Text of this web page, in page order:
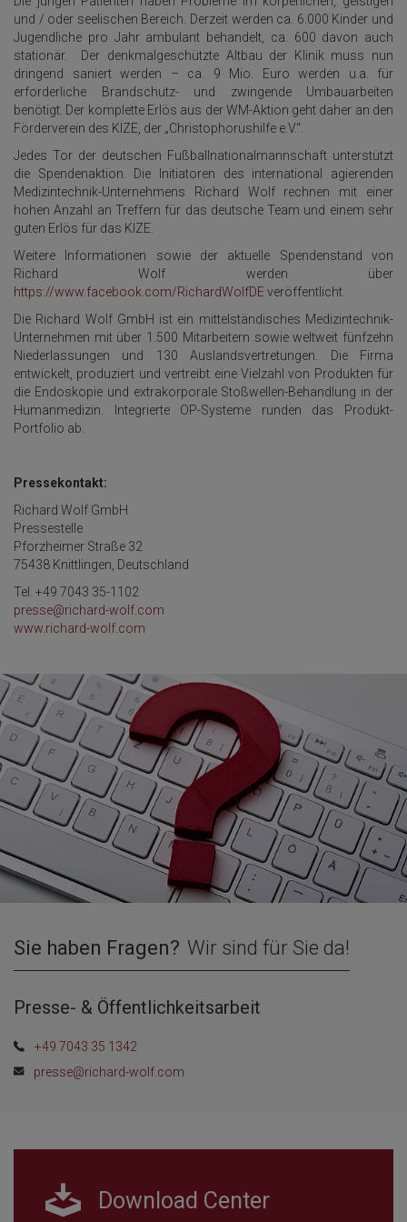
und / oder seelischen Bereich. Derzeit werden ca. 6.000 Kinder und
Jugendliche pro Jahr ambulant behandelt, ca. 600 davon auch
stationär. Der denkmalgeschützte Altbau der Klinik muss nun
dringend saniert werden – ca. 9 Mio. Euro werden u.a. für
erforderliche Brandschutz- und zwingende Umbauarbeiten
benötigt. Der komplette Erlös aus der WM-Aktion geht daher an den
Förderverein des KIZE, der „Christophorushilfe e.V.“.
Jedes Tor der deutschen Fußballnationalmannschaft unterstützt
die Spendenaktion. Die Initiatoren des international agierenden
Medizintechnik-Unternehmens Richard Wolf rechnen mit einer
hohen Anzahl an Treffern für das deutsche Team und einem sehr
guten Erlös für das KIZE.
Weitere Informationen sowie der aktuelle Spendenstand von
Richard Wolf werden über
https://www.facebook.com/RichardWolfDE veröffentlicht.
Die Richard Wolf GmbH ist ein mittelständisches Medizintechnik-
Unternehmen mit über 1.500 Mitarbeitern sowie weltweit fünfzehn
Niederlassungen und 130 Auslandsvertretungen. Die Firma
entwickelt, produziert und vertreibt eine Vielzahl von Produkten für
die Endoskopie und extrakorporale Stoßwellen-Behandlung in der
Humanmedizin. Integrierte OP-Systeme runden das Produkt-
Portfolio ab.
Pressekontakt:
Richard Wolf GmbH
Pressestelle
Pforzheimer Straße 32
75438 Knittlingen, Deutschland
Tel. +49 7043 35-1102
presse@richard-wolf.com
www.richard-wolf.com
Sie haben Fragen? Wir sind für Sie da!
Presse- & Öffentlichkeitsarbeit
+49 7043 35 1342
presse@richard-wolf.com
Download Center